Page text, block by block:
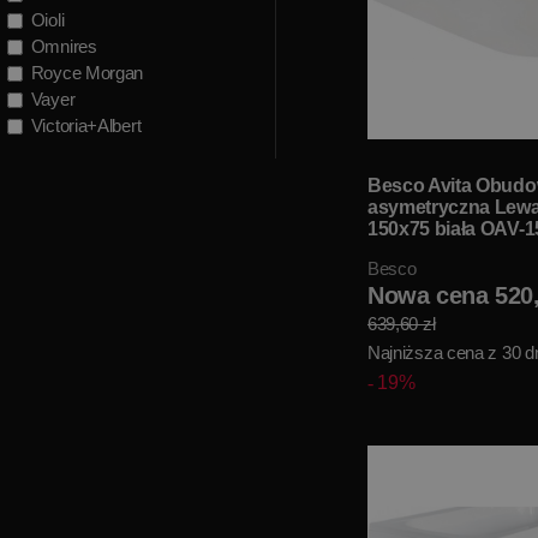
Oioli
Omnires
Royce Morgan
Vayer
Victoria+Albert
Besco Avita
asymetryczna
150x75 biała OAV-
Besco
Nowa cena
639,60 zł
Najniższa cena z 30
19%